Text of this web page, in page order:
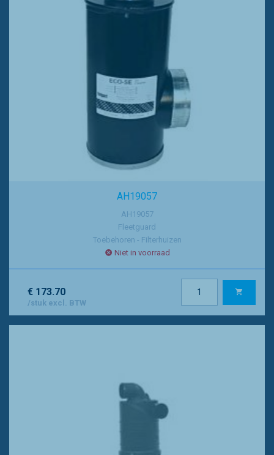
AH19057
AH19057
Fleetguard
Toebehoren - Filterhuizen
Niet in voorraad
€ 173.70
/stuk excl. BTW